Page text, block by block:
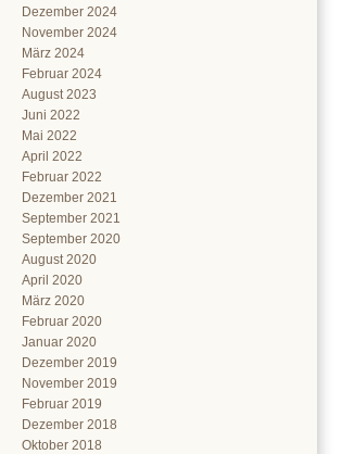
Dezember 2024
November 2024
März 2024
Februar 2024
August 2023
Juni 2022
Mai 2022
April 2022
Februar 2022
Dezember 2021
September 2021
September 2020
August 2020
April 2020
März 2020
Februar 2020
Januar 2020
Dezember 2019
November 2019
Februar 2019
Dezember 2018
Oktober 2018